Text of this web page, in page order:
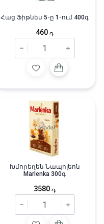
Հաց Ֆիթնես 5-ը 1-ում 400գ
460 ֏
Խմորեղեն Նապոլեոն
Marlenka 300գ
3580 ֏